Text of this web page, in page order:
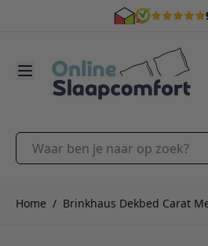
Waar ben je naar op zoek?
Home / Brinkhaus Dekbed Carat